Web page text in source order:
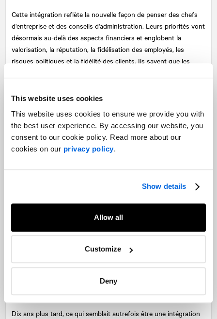
This website uses cookies
This website uses cookies to ensure we provide you with
the best user experience. By accessing our website, you
consent to our cookie policy. Read more about our
cookies on our privacy policy.
Show details
Allow all
Customize
Deny
Cette intégration reflète la nouvelle façon de penser des chefs
d'entreprise et des conseils d'administration. Leurs priorités vont
désormais au-delà des aspects financiers et englobent la
valorisation, la réputation, la fidélisation des employés, les
risques politiques et la fidélité des clients. Ils savent que les
incohérence entre ce qui est dit lors d'une conférence
d'autres canaux sera remarquée.
Les avantages sont particulièrement évidents dans le cadre des
mandats de fusion et d'acquisition. Les investisseurs attendent
importantes dépendent également de l'adhésion des employés,
comprenant les relations investisseurs, les relations publiques et
les relations gouvernementales, nous avons créé des messages
à la fois rigoureux sur le plan financier et convaincants sur le
Une stratégie d'entreprise pérenne
grâce à l'intégration des RP et des RI
Dix ans plus tard, ce qui semblait autrefois être une intégration